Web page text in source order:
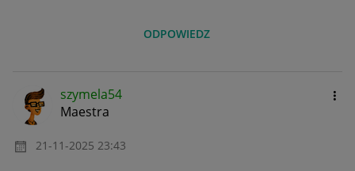
ODPOWIEDZ
szymela54
Maestra
‎21-11-2025 23:43